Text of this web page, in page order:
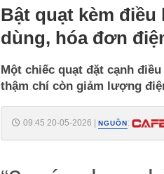
Bật quạt kèm
dùng, hóa đơn
Một chiếc quạt đặt cạnh
thậm chí còn giảm lượng
09:45 20-05-2026 | NGUỒN: